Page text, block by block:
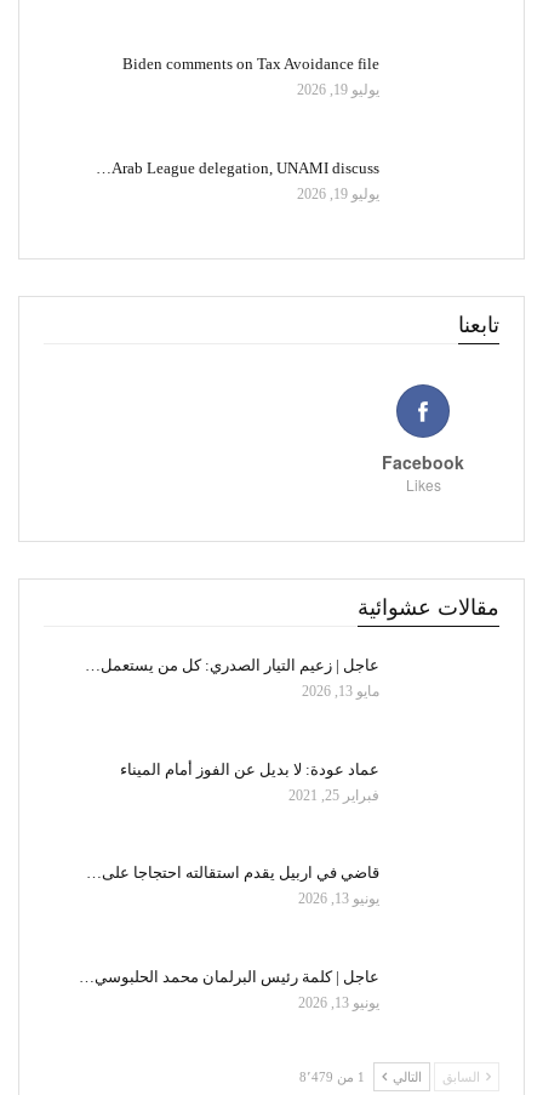
Biden comments on Tax Avoidance file
يوليو 19, 2026
Arab League delegation, UNAMI discuss…
يوليو 19, 2026
تابعنا
Facebook
Likes
مقالات عشوائية
عاجل | زعيم التيار الصدري: كل من يستعمل…
مايو 13, 2026
عماد عودة: لا بديل عن الفوز أمام الميناء
فبراير 25, 2021
قاضي في اربيل يقدم استقالته احتجاجا على…
يونيو 13, 2026
عاجل | كلمة رئيس البرلمان محمد الحلبوسي…
يونيو 13, 2026
السابق التالي 1 من 8٬479